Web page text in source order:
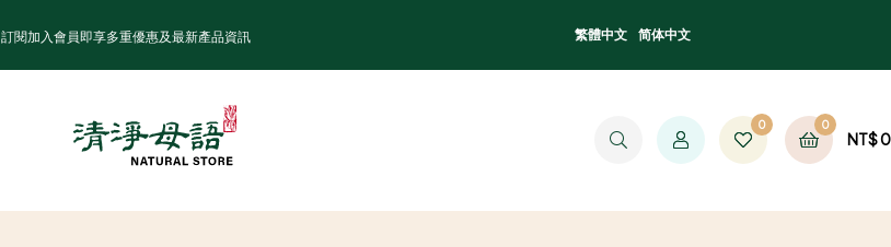
訂閱加入會員即享多重優惠及最新產品資訊 繁體中文 简体中文
0 0
NT$0